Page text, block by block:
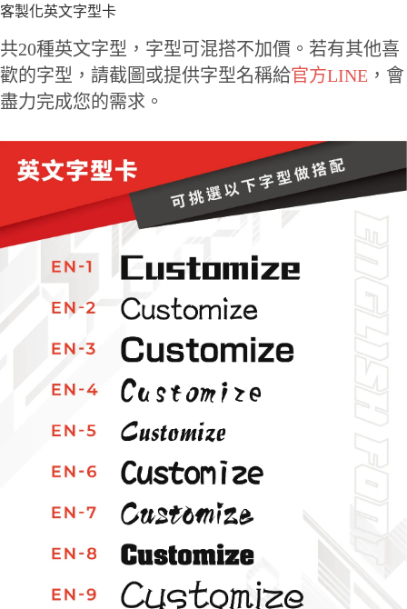
客製化英文字型卡
共20種英文字型，字型可混搭不加價。若有其他喜
歡的字型，請截圖或提供字型名稱給官方LINE ，會
盡力完成您的需求。